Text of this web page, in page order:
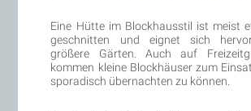
Eine Hütte im Blockhausstil ist meist
geschnitten und eignet sich
größere Gärten. Auch auf
kommen kleine Blockhäuser zum
sporadisch übernachten zu können.